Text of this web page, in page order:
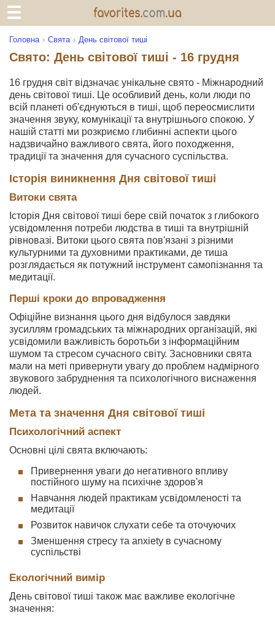
Головна Свята День світової тиші
Свято: День світової тиші - 16 грудня
16 грудня світ відзначає унікальне свято - Міжнародний
день світової тиші. Це особливий день, коли люди по
всій планеті об'єднуються в тиші, щоб переосмислити
значення звуку, комунікації та внутрішнього спокою. У
нашій статті ми розкриємо глибинні аспекти цього
надзвичайно важливого свята, його походження,
традиції та значення для сучасного суспільства.
Історія виникнення Дня світової тиші
Витоки свята
Історія Дня світової тиші бере свій початок з глибокого
усвідомлення потреби людства в тиші та внутрішній
рівновазі. Витоки цього свята пов'язані з різними
культурними та духовними практиками, де тиша
розглядається як потужний інструмент самопізнання та
медитації.
Перші кроки до впровадження
Офіційне визнання цього дня відбулося завдяки
зусиллям громадських та міжнародних організацій, які
усвідомили важливість боротьби з інформаційним
шумом та стресом сучасного світу. Засновники свята
мали на меті привернути увагу до проблем надмірного
звукового забруднення та психологічного виснаження
людей.
Мета та значення Дня світової тиші
Психологічний аспект
Основні цілі свята включають:
Привернення уваги до негативного впливу
постійного шуму на психічне здоров'я
Навчання людей практикам усвідомленості та
медитації
Розвиток навичок слухати себе та оточуючих
Зменшення стресу та anxiety в сучасному
суспільстві
Екологічний вимір
День світової тиші також має важливе екологічне
значення: